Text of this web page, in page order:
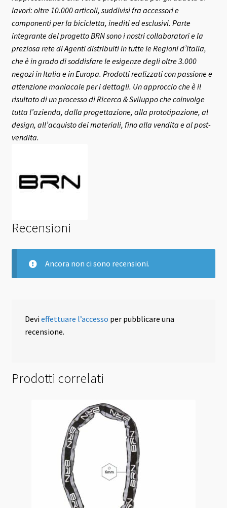
lavori: oltre 10.000 articoli, suddivisi fra accessori e
componenti per la bicicletta, inediti ed esclusivi. Parte
integrante del progetto BRN sono i nostri collaboratori e la
preziosa rete di Agenti distribuiti in tutte le Regioni d’Italia,
che è in grado di soddisfare le esigenze degli oltre 3.000
negozi in Italia e in Europa. Prodotti realizzati con passione e
attenzione maniacale per i dettagli. Un approccio che è il
risultato di un processo di Ricerca & Sviluppo che coinvolge
tutta l’azienda, dalla progettazione, alla prototipazione, al
design, all’acquisto dei materiali, fino alla vendita e al post-
vendita.
Recensioni
Ancora non ci sono recensioni.
Devieffettuare l’accesso per pubblicare una
recensione.
Prodotti correlati